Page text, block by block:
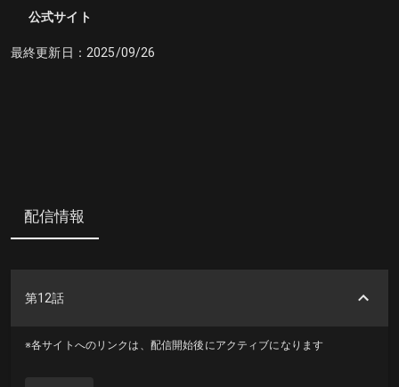
公式サイト
最終更新日： 2025/09/26
配信情報
第12話
※各サイトへのリンクは、配信開始後にアクティブになります